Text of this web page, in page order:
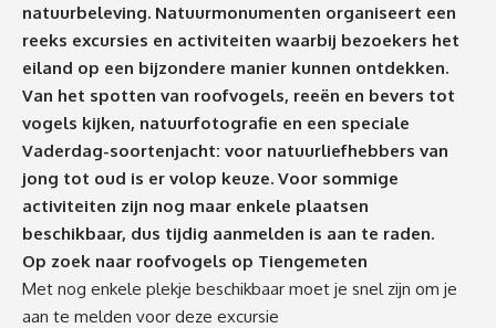
natuurbeleving. Natuurmonumenten organiseert een
reeks excursies en activiteiten waarbij bezoekers het
eiland op een bijzondere manier kunnen ontdekken.
Van het spotten van roofvogels, reeën en bevers tot
vogels kijken, natuurfotografie en een speciale
Vaderdag-soortenjacht: voor natuurliefhebbers van
jong tot oud is er volop keuze. Voor sommige
activiteiten zijn nog maar enkele plaatsen
beschikbaar, dus tijdig aanmelden is aan te raden.
Op zoek naar roofvogels op Tiengemeten
Met nog enkele plekje beschikbaar moet je snel zijn om je
aan te melden voor deze excursie